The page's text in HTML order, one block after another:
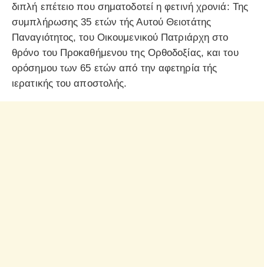
διπλή επέτειο που σηματοδοτεί η φετινή χρονιά: Της
συμπλήρωσης 35 ετών τής Αυτού Θειοτάτης
Παναγιότητος, του Οικουμενικού Πατριάρχη στο
θρόνο του Προκαθήμενου της Ορθοδοξίας, και του
ορόσημου των 65 ετών από την αφετηρία τής
ιερατικής του αποστολής.